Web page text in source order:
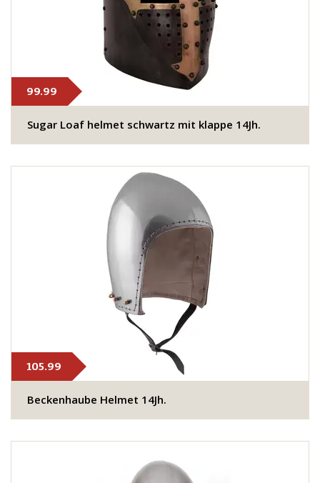
99.99
Sugar Loaf helmet schwartz mit klappe 14Jh.
105.99
Beckenhaube Helmet 14Jh.